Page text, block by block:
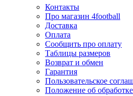
Контакты
Про магазин 4football
Доставка
Оплата
Сообщить про оплату
Таблицы размеров
Возврат и обмен
Гарантия
Пользовательское
Положение об